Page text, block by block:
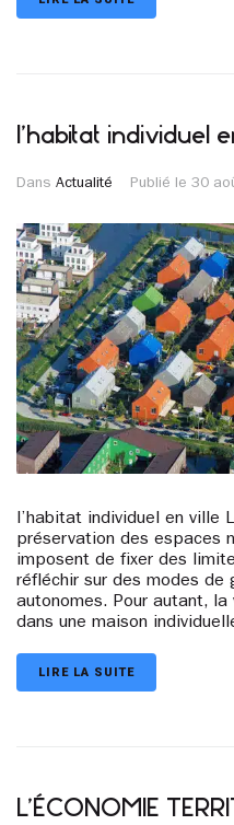
l’habitat individuel
Dans Actualité Publié le 30
l’habitat individuel en ville
préservation des espaces
imposent de fixer des
réfléchir sur des modes de
autonomes. Pour autant,
dans une maison
LIRE LA SUITE
L’ÉCONOMIE